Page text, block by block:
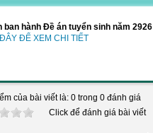
ban hành Đề án tuyển sinh năm 2926
ĐỂ XEM CHI TIẾT
của bài viết là: 0 trong 0 đánh giá
Click để đánh giá bài viết